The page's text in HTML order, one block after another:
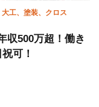
工、塗装、クロス
収500万超！働き
可！